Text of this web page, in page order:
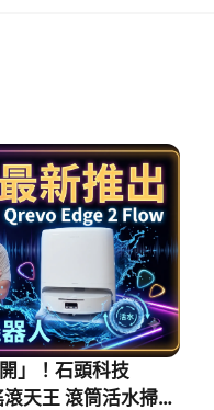
」！石頭科技
天王 滾筒活水掃拖